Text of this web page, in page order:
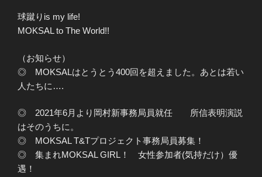
球蹴りis my life!
MOKSAL to The World!!
（お知らせ）
◎ MOKSALはとうとう400回を超えました。あとは若い
人たちに….
◎ 2021年6月より岡村新事務局員就任 所信表明演説
はそのうちに。
◎ MOKSAL T&Tプロジェクト事務局員募集！
◎ 集まれMOKSAL GIRL！ 女性参加者(気持だけ）優
遇！